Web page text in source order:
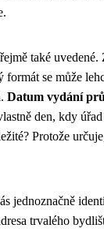
také uvedené.
formát se může
Datum vydání
den, kdy
Protože
jednoznačně
trvalého